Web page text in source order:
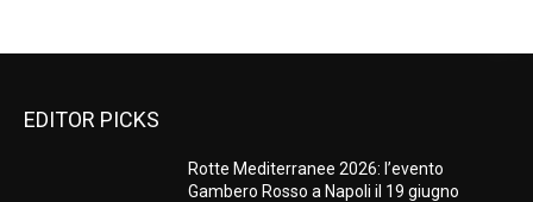
EDITOR PICKS
Rotte Mediterranee 2026: l’evento
Gambero Rosso a Napoli il 19 giugno